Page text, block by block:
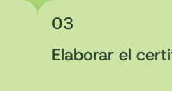
03
Elaborar el